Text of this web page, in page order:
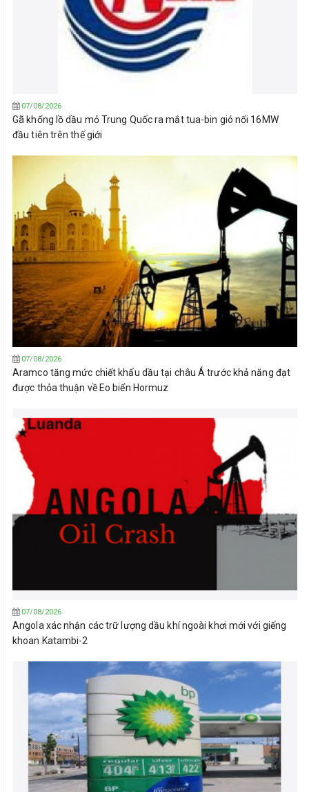
07/08/2026
Gã khổng lồ dầu mỏ Trung Quốc ra mắt tua-bin gió nổi 16MW
đầu tiên trên thế giới
07/08/2026
Aramco tăng mức chiết khấu dầu tại châu Á trước khả năng đạt
được thỏa thuận về Eo biển Hormuz
07/08/2026
Angola xác nhận các trữ lượng dầu khí ngoài khơi mới với giếng
khoan Katambi-2